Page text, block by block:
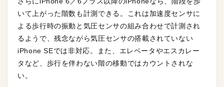
いて上がった階数も計測できる。これは加速度センサに
よる歩行時の振動と気圧センサの組み合わせで計測され
るようで、残念ながら気圧センサの搭載されていない
iPhone SEでは非対応。また、エレベータやエスカレー
タなど、歩行を伴わない階の移動ではカウントされな
い。